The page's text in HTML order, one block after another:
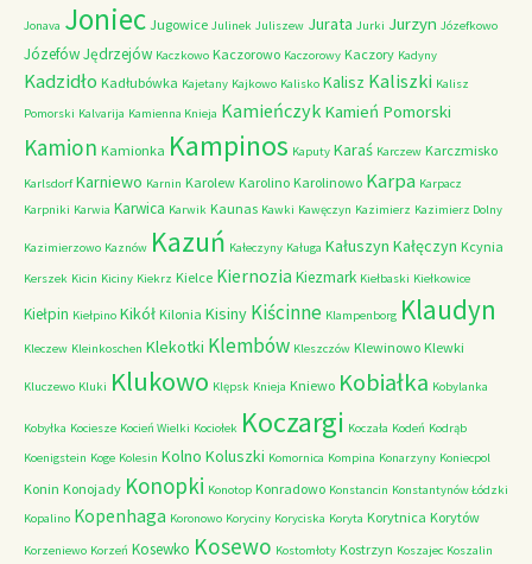
Jonava Joniec Jugowice Julinek Juliszew Jurata Jurki Jurzyn Józefkowo
JózefówJędrzejów Kaczkowo Kaczorowo Kaczorowy Kaczory Kadyny
Kadzidło Kadłubówka Kajetany Kajkowo Kalisko Kalisz Kaliszki Kalisz
Pomorski Kalvarija Kamienna Knieja Kamieńczyk Kamień Pomorski
Kamion Kamionka Kampinos Kaputy Karaś Karczew Karczmisko
Karlsdorf Karniewo Karnin Karolew Karolino Karolinowo Karpa Karpacz
Karpniki Karwia Karwica Karwik Kaunas Kawki Kawęczyn Kazimierz Kazimierz Dolny
Kazimierzowo Kaznów Kazuń Kałeczyny Kaługa Kałuszyn Kałęczyn Kcynia
Kerszek Kicin Kiciny Kiekrz Kielce Kiernozia Kiezmark Kiełbaski Kiełkowice
Kiełpin Kiełpino Kikół Kilonia Kisiny Kiścinne Klampenborg Klaudyn
Kleczew Kleinkoschen Klekotki Klembów Kleszczów Klewinowo Klewki
Kluczewo Kluki Klukowo Klępsk Knieja Kniewo Kobiałka Kobylanka
Kobyłka Kociesze Kocień Wielki Kociołek Koczargi Koczała Kodeń Kodrąb
Koenigstein Koge Kolesin Kolno Koluszki Komornica Kompina Konarzyny Koniecpol
Konin Konojady Konopki Konotop Konradowo Konstancin Konstantynów Łódzki
Kopalino Kopenhaga Koronowo Koryciny Koryciska Koryta Korytnica Korytów
Korzeniewo Korzeń Kosewko Kosewo Kostomłoty Kostrzyn Koszajec Koszalin